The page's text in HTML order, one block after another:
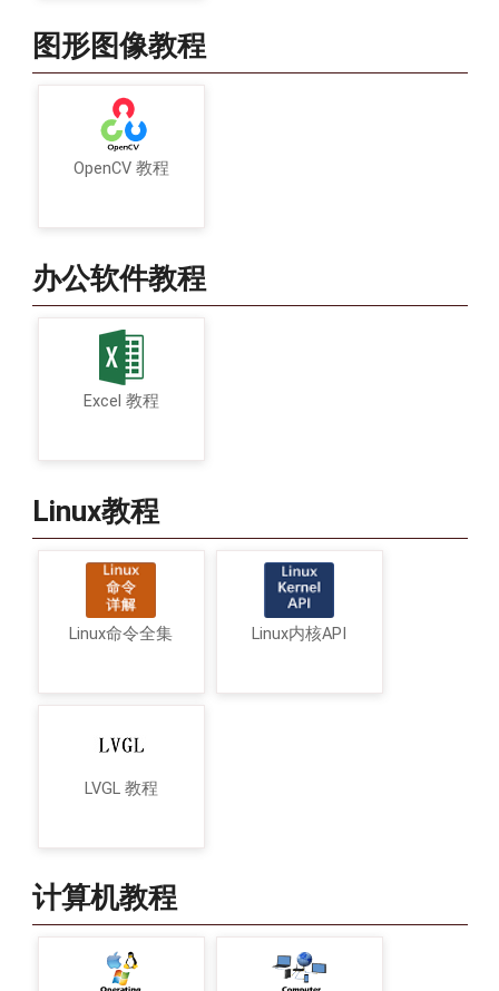
图形图像教程
OpenCV 教程
办公软件教程
Excel 教程
Linux教程
Linux命令全集 Linux内核API
LVGL 教程
计算机教程